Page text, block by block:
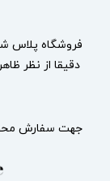
فروشگاه پلاس
دقیقا از نظر
جهت سفارش محصول بصورت